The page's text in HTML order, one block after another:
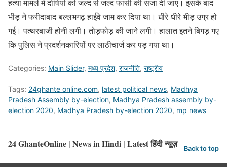
हत्या मामले में दोषियों को जल्द से जल्द फांसी की सजा दी जाए। इसके बाद
भीड़ ने फरीदाबाद-बल्लभगढ़ हाईवे जाम कर दिया था। धीरे-धीरे भीड़ उग्र हो
गई। पत्थरबाजी होनी लगी। तोड़फोड़ की जाने लगी। हालात इतने बिगड़ गए
कि पुलिस ने प्रदर्शनकारियों पर लाठीचार्ज कर पड़ गया था।
Categories: Main Slider, मध्य प्रदेश, राजनीति, राष्ट्रीय
Tags: 24ghante online.com, latest political news, Madhya
Pradesh Assembly by-election, Madhya Pradesh assembly by-
election 2020, Madhya Pradesh by-election 2020, mp news
24 GhanteOnline | News in Hindi | Latest हिंदी न्यूज़ Back to top